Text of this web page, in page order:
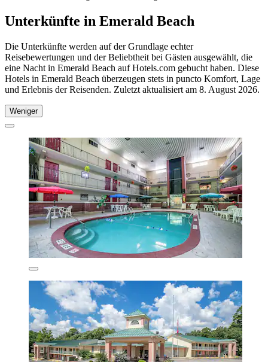
Unterkünfte in Emerald Beach
Die Unterkünfte werden auf der Grundlage echter
Reisebewertungen und der Beliebtheit bei Gästen ausgewählt, die
eine Nacht in Emerald Beach auf Hotels.com gebucht haben. Diese
Hotels in Emerald Beach überzeugen stets in puncto Komfort, Lage
und Erlebnis der Reisenden. Zuletzt aktualisiert am 8. August 2026.
Weniger